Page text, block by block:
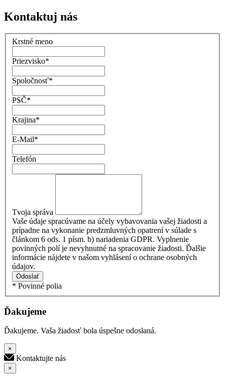
Kontaktuj nás
Krstné meno
Priezvisko*
Spoločnosť*
PSČ*
Krajina*
E-Mail*
Telefón
Tvoja správa
Vaše údaje spracúvame na účely vybavovania vašej žiadosti a
prípadne na vykonanie predzmluvných opatrení v súlade s
článkom 6 ods. 1 písm. b) nariadenia GDPR. Vyplnenie
povinných polí je nevyhnutné na spracovanie žiadosti. Ďalšie
informácie nájdete v našom vyhlásení o ochrane osobných
údajov.
Odoslať
* Povinné polia
Ďakujeme
Ďakujeme. Vaša žiadosť bola úspešne odoslaná.
×
Kontaktujte nás
×